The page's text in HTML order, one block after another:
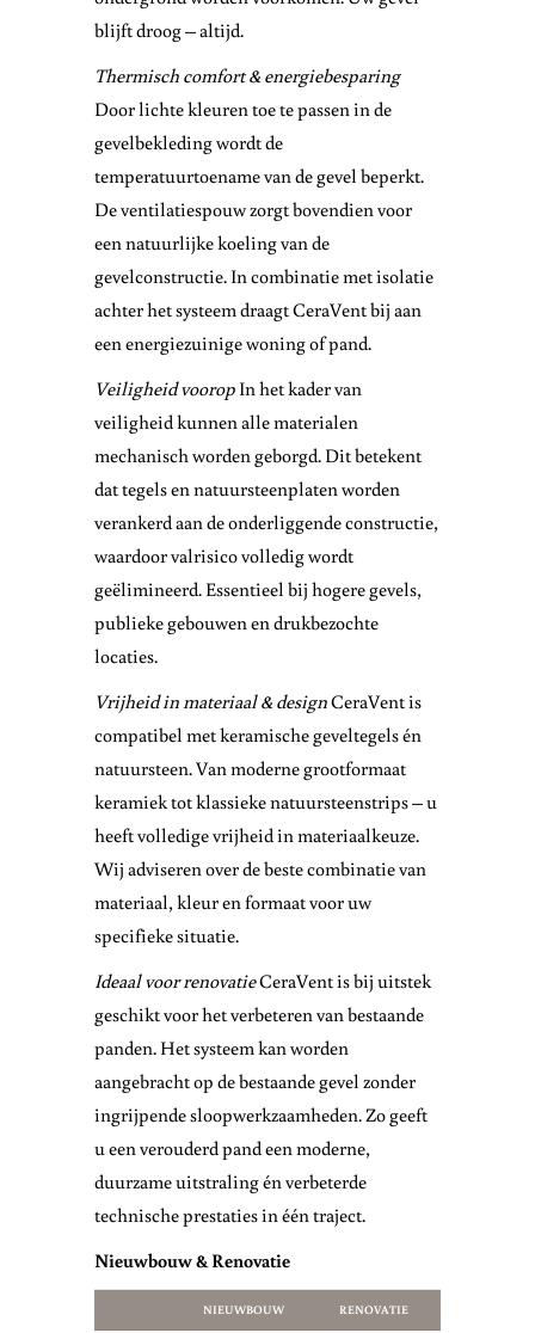
blijft droog – altijd.
Thermisch comfort & energiebesparing
Door lichte kleuren toe te passen in de
gevelbekleding wordt de
temperatuurtoename van de gevel beperkt.
De ventilatiespouw zorgt bovendien voor
een natuurlijke koeling van de
gevelconstructie. In combinatie met isolatie
achter het systeem draagt CeraVent bij aan
een energiezuinige woning of pand.
Veiligheid voorop In het kader van
veiligheid kunnen alle materialen
mechanisch worden geborgd. Dit betekent
dat tegels en natuursteenplaten worden
verankerd aan de onderliggende constructie,
waardoor valrisico volledig wordt
geëlimineerd. Essentieel bij hogere gevels,
publieke gebouwen en drukbezochte
locaties.
Vrijheid in materiaal & designCeraVent is
compatibel met keramische geveltegels én
natuursteen. Van moderne grootformaat
keramiek tot klassieke natuursteenstrips – u
heeft volledige vrijheid in materiaalkeuze.
Wij adviseren over de beste combinatie van
materiaal, kleur en formaat voor uw
specifieke situatie.
Ideaal voor renovatieCeraVent is bij uitstek
geschikt voor het verbeteren van bestaande
panden. Het systeem kan worden
aangebracht op de bestaande gevel zonder
ingrijpende sloopwerkzaamheden. Zo geeft
u een verouderd pand een moderne,
duurzame uitstraling én verbeterde
technische prestaties in één traject.
Nieuwbouw & Renovatie
NIEUWBOUW RENOVATIE